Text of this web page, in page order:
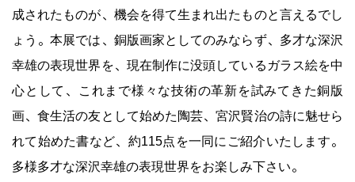
成されたものが、機会を得て生まれ出たものと言えるでし
ょう。本展では、銅版画家としてのみならず、多才な深沢
幸雄の表現世界を、現在制作に没頭しているガラス絵を中
心として、これまで様々な技術の革新を試みてきた銅版
画、食生活の友として始めた陶芸、宮沢賢治の詩に魅せら
れて始めた書など、約115点を一同にご紹介いたします。
多様多才な深沢幸雄の表現世界をお楽しみ下さい。